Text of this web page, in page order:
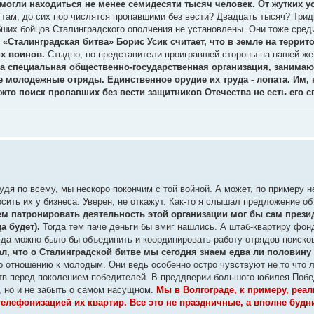
находиться не менее семидесяти тысяч человек. От жутких
до сих пор числятся пропавшими без вести? Двадцать тысяч?
бойцов Сталинградского ополчения не установлены. Они тоже
битва» Борис Усик считает, что в земле на
воинов. Стыдно, но представители проигравшей стороны на нашей
специальная общественно-государственная организация,
отряды. Единственное орудие их труда - лопата. Им,
поиск пропавших без вести защитников Отечества не есть его
по всему, мы нескоро покончим с той войной. А может, по примеру
их у бизнеса. Уверен, не откажут. Как-то я слышал предложение
патронировать деятельность этой организации мог бы сам
будет). Тогда тем паче деньги бы вмиг нашлись. А штаб-квартиру
можно было бы объединить и координировать работу отрядов
что о Сталинградской битве мы сегодня знаем едва ли
отношению к молодым. Они ведь особенно остро чувствуют не то что
перед поколением победителей. В преддверии большого юбилея
но и не забыть о самом насущном.
Мы в Волгограде, к примеру,
их квартир. Все это не праздничные, а вполне